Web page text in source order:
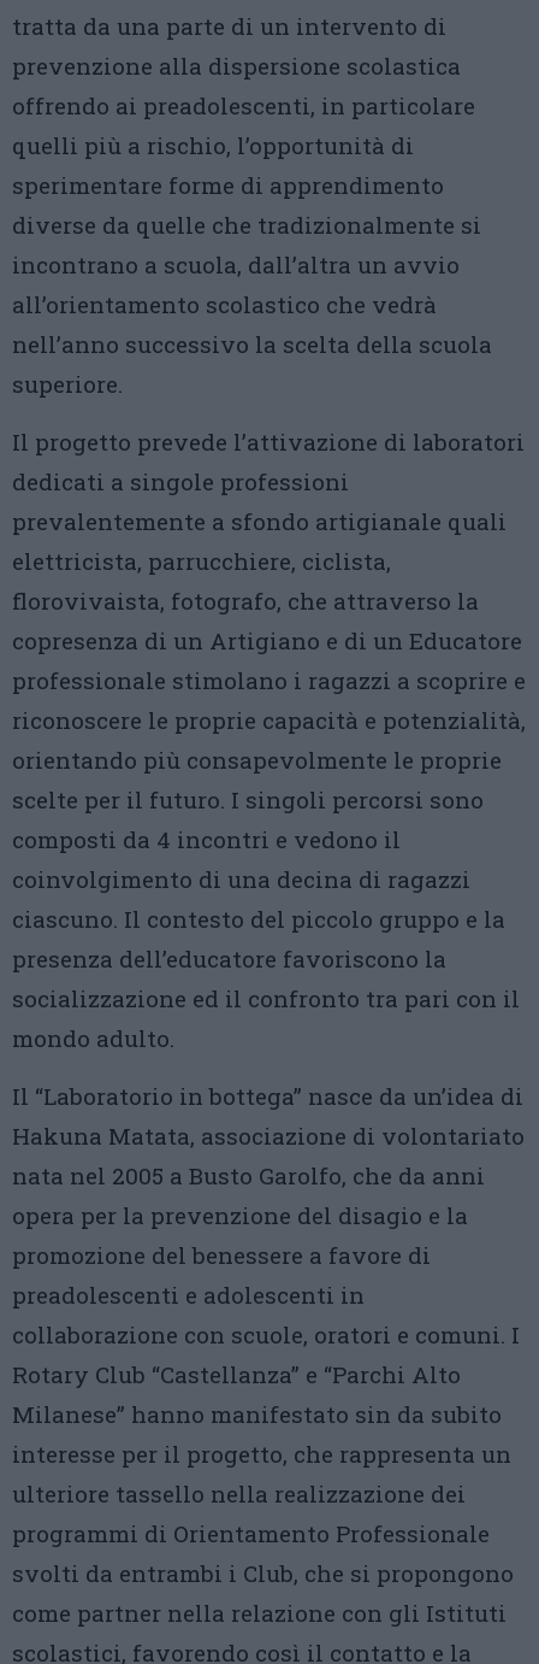
tratta da una parte di un intervento di
prevenzione alla dispersione scolastica
offrendo ai preadolescenti, in particolare
quelli più a rischio, l’opportunità di
sperimentare forme di apprendimento
diverse da quelle che tradizionalmente si
incontrano a scuola, dall’altra un avvio
all’orientamento scolastico che vedrà
nell’anno successivo la scelta della scuola
superiore.
Il progetto prevede l’attivazione di laboratori
dedicati a singole professioni
prevalentemente a sfondo artigianale quali
elettricista, parrucchiere, ciclista,
florovivaista, fotografo, che attraverso la
copresenza di un Artigiano e di un Educatore
professionale stimolano i ragazzi a scoprire e
riconoscere le proprie capacità e potenzialità,
orientando più consapevolmente le proprie
scelte per il futuro. I singoli percorsi sono
composti da 4 incontri e vedono il
coinvolgimento di una decina di ragazzi
ciascuno. Il contesto del piccolo gruppo e la
presenza dell’educatore favoriscono la
socializzazione ed il confronto tra pari con il
mondo adulto.
Il “Laboratorio in bottega” nasce da un’idea di
Hakuna Matata, associazione di volontariato
nata nel 2005 a Busto Garolfo, che da anni
opera per la prevenzione del disagio e la
promozione del benessere a favore di
preadolescenti e adolescenti in
collaborazione con scuole, oratori e comuni. I
Rotary Club “Castellanza” e “Parchi Alto
Milanese” hanno manifestato sin da subito
interesse per il progetto, che rappresenta un
ulteriore tassello nella realizzazione dei
programmi di Orientamento Professionale
svolti da entrambi i Club, che si propongono
come partner nella relazione con gli Istituti
scolastici, favorendo così il contatto e la